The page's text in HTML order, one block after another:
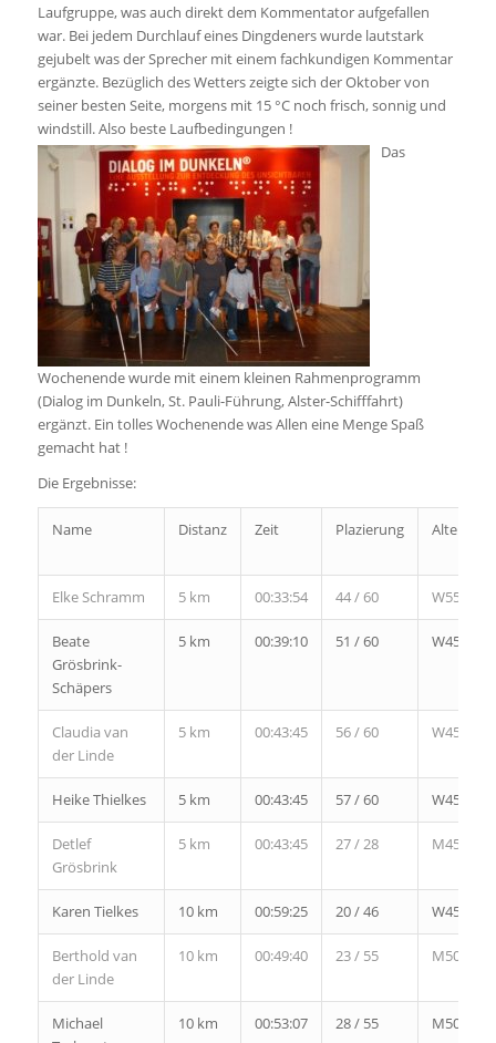
Laufgruppe, was auch direkt dem Kommentator aufgefallen
war. Bei jedem Durchlauf eines Dingdeners wurde lautstark
gejubelt was der Sprecher mit einem fachkundigen Kommentar
ergänzte. Bezüglich des Wetters zeigte sich der Oktober von
seiner besten Seite, morgens mit 15 °C noch frisch, sonnig und
windstill. Also beste Laufbedingungen !
Das
Wochenende wurde mit einem kleinen Rahmenprogramm
(Dialog im Dunkeln, St. Pauli-Führung, Alster-Schifffahrt)
ergänzt. Ein tolles Wochenende was Allen eine Menge Spaß
gemacht hat !
Die Ergebnisse:
Name Distanz Zeit Plazierung
Elke Schramm 5 km 00:33:54 44 / 60 W55
Beate
Grösbrink-
Schäpers
5 km 00:39:10 51 / 60 W45
Claudia van
der Linde
5 km 00:43:45 56 / 60 W45
Heike Thielkes 5 km 00:43:45 57 / 60 W45
Detlef
Grösbrink
5 km 00:43:45 27 / 28 M45
Karen Tielkes 10 km 00:59:25 20 / 46 W45
Berthold van
der Linde
10 km 00:49:40 23 / 55 M50
Michael
10 km 00:53:07 28 / 55 M50